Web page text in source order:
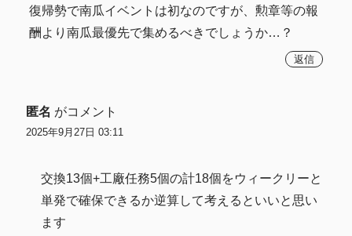
復帰勢で南瓜イベントは初なのですが、勲章等の報
酬より南瓜最優先で集めるべきでしょうか…？
返信
匿名 がコメント
2025年9月27日 03:11
交換13個+工廠任務5個の計18個をウィークリーと
単発で確保できるか逆算して考えるといいと思い
ます